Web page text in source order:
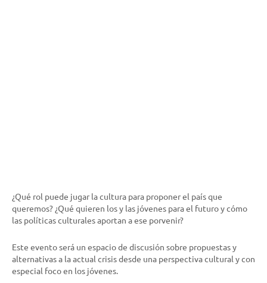
¿Qué rol puede jugar la cultura para proponer el país que
queremos? ¿Qué quieren los y las jóvenes para el futuro y cómo
las políticas culturales aportan a ese porvenir?
Este evento será un espacio de discusión sobre propuestas y
alternativas a la actual crisis desde una perspectiva cultural y con
especial foco en los jóvenes.